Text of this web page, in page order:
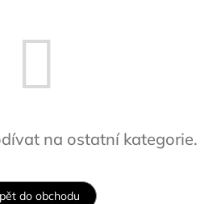
na ostatní kategorie.
do obchodu